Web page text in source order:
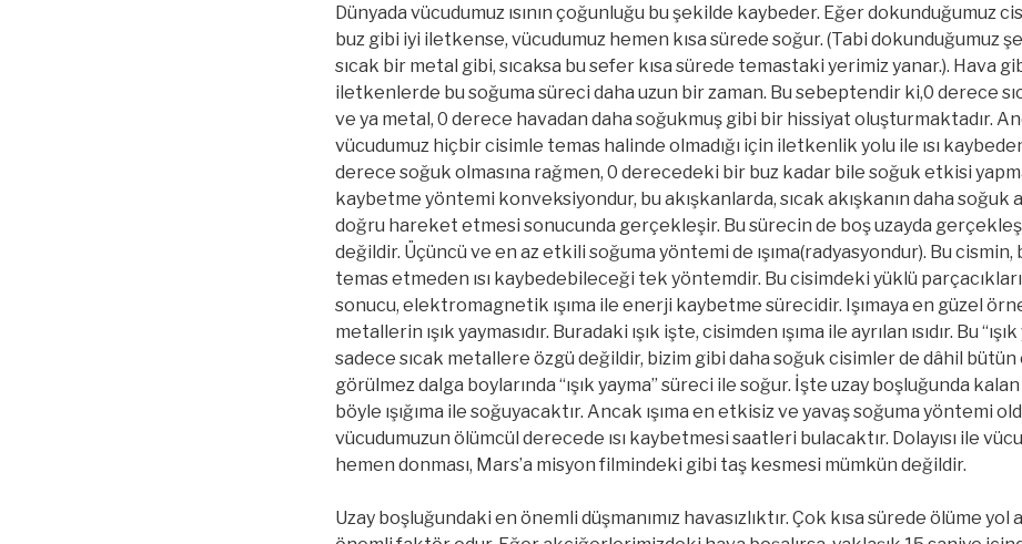
Dünyada vücudumuz ısının çoğunluğu bu şekilde kaybeder. Eğer dokunduğumuz
buz gibi iyi iletkense, vücudumuz hemen kısa sürede soğur. (Tabi dokunduğumuz
sıcak bir metal gibi, sıcaksa bu sefer kısa sürede temastaki yerimiz yanar.). Hava
iletkenlerde bu soğuma süreci daha uzun bir zaman. Bu sebeptendir ki,0 derece
ve ya metal, 0 derece havadan daha soğukmuş gibi bir hissiyat oluşturmaktadır.
vücudumuz hiçbir cisimle temas halinde olmadığı için iletkenlik yolu ile ısı
derece soğuk olmasına rağmen, 0 derecedeki bir buz kadar bile soğuk etkisi
kaybetme yöntemi konveksiyondur, bu akışkanlarda, sıcak akışkanın daha soğuk
doğru hareket etmesi sonucunda gerçekleşir. Bu sürecin de boş uzayda
değildir. Üçüncü ve en az etkili soğuma yöntemi de ışıma(radyasyondur). Bu
temas etmeden ısı kaybedebileceği tek yöntemdir. Bu cisimdeki yüklü
sonucu, elektromagnetik ışıma ile enerji kaybetme sürecidir. Işımaya en güzel
metallerin ışık yaymasıdır. Buradaki ışık işte, cisimden ışıma ile ayrılan ısıdır. Bu
sadece sıcak metallere özgü değildir, bizim gibi daha soğuk cisimler de dâhil
görülmez dalga boylarında “ışık yayma” süreci ile soğur. İşte uzay boşluğunda
böyle ışığıma ile soğuyacaktır. Ancak ışıma en etkisiz ve yavaş soğuma yöntemi
vücudumuzun ölümcül derecede ısı kaybetmesi saatleri bulacaktır. Dolayısı ile
hemen donması, Mars’a misyon filmindeki gibi taş kesmesi mümkün değildir.
Uzay boşluğundaki en önemli düşmanımız havasızlıktır. Çok kısa sürede ölüme yol